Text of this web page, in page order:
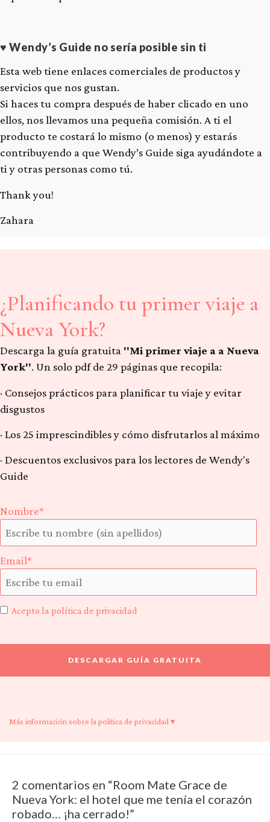
♥ Wendy’s Guide no sería posible sin ti
Esta web tiene enlaces comerciales de productos y
servicios que nos gustan.
Si haces tu compra después de haber clicado en uno
ellos, nos llevamos una pequeña comisión. A ti el
producto te costará lo mismo (o menos) y estarás
contribuyendo a que Wendy’s Guide siga ayudándote a
ti y otras personas como tú.
Thank you!
Zahara
¿Planificando tu primer viaje a
Nueva York?
Descarga la guía gratuita "Mi primer viaje a a Nueva
York". Un solo pdf de 29 páginas que recopila:
· Consejos prácticos para planificar tu viaje y evitar
disgustos
· Los 25 imprescindibles y cómo disfrutarlos al máximo
· Descuentos exclusivos para los lectores de Wendy's
Guide
Nombre*
Email*
Acepto la política de privacidad
Más información sobre la política de privacidad ▾
2 comentarios en “Room Mate Grace de
Nueva York: el hotel que me tenía el corazón
robado… ¡ha cerrado!”